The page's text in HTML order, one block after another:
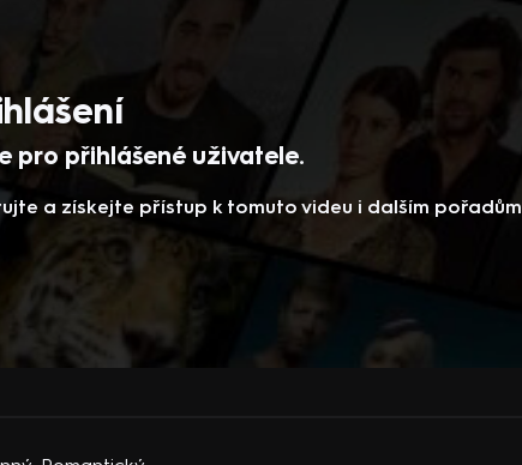
pro přihlášené uživatele.
a získejte přístup k tomuto videu i dalším pořadům